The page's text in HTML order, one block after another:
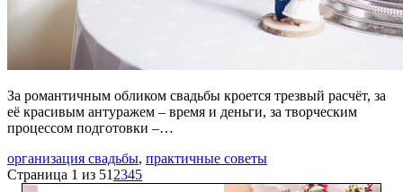
За романтичным обликом свадьбы кроется трезвый расчёт, за
её красивым антуражем – время и деньги, за творческим
процессом подготовки –…
организация свадьбы, практичные советы
Страница 1 из 51 2345